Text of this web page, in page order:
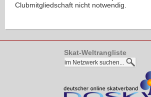
Clubmitgliedschaft nicht notwendig.
Skat-Weltrangliste